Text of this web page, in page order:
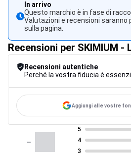
In arrivo
Questo marchio è in fase di
Valutazioni e recensioni
sulla pagina.
Recensioni per SKIMIUM -
Recensioni autentiche
Aggiungi alle vostre
-
5
4
3